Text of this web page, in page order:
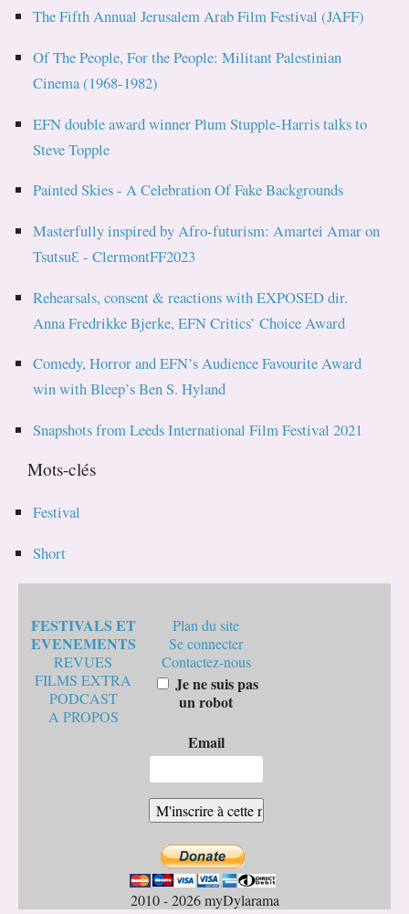
The Fifth Annual Jerusalem Arab Film Festival (JAFF)
Of The People, For the People: Militant Palestinian
Cinema (1968-1982)
EFN double award winner Plum Stupple-Harris talks to
Steve Topple
Painted Skies - A Celebration Of Fake Backgrounds
Masterfully inspired by Afro-futurism: Amartei Amar on
TsutsuƐ - ClermontFF2023
Rehearsals, consent & reactions with EXPOSED dir.
Anna Fredrikke Bjerke, EFN Critics’ Choice Award
Comedy, Horror and EFN’s Audience Favourite Award
win with Bleep’s Ben S. Hyland
Snapshots from Leeds International Film Festival 2021
Mots-clés
Festival
Short
FESTIVALS ET
EVENEMENTS
REVUES
FILMS EXTRA
PODCAST
A PROPOS
Plan du site
Se connecter
Contactez-nous
Je ne suis pas
un robot
Email
2010 - 2026 myDylarama